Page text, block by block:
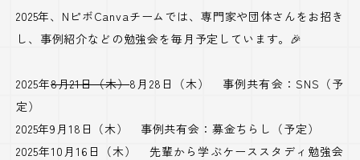
2025年、NピボCanvaチームでは、専門家や団体さんをお招き
し、事例紹介などの勉強会を毎月予定しています。🎉
2025年8月21日（木）8月28日（木） 事例共有会：SNS（予
定）
2025年9月18日（木） 事例共有会：募金ちらし（予定）
2025年10月16日（木） 先輩から学ぶケーススタディ勉強会